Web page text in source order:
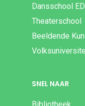
Dansschool
Theaterschool
Beeldende
SNEL NAAR